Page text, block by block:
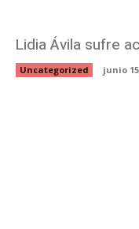
Lidia Ávila sufre
Uncategorized junio